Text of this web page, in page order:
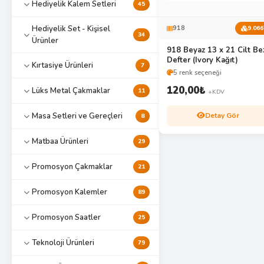
Hediyelik Kalem Setleri 45
Hediyelik Set - Kişisel
Ürünler
34
Kırtasiye Ürünleri 7
Lüks Metal Çakmaklar 11
Masa Setleri ve Gereçleri 8
Matbaa Ürünleri 29
Promosyon Çakmaklar 21
Promosyon Kalemler 89
Promosyon Saatler 25
Teknoloji Ürünleri 79
918 9.066
918 Beyaz 13 x 21 Cilt
Defter (Ivory Kağıt)
5 renk seçeneği
120,00₺ +KDV
Detay Gör